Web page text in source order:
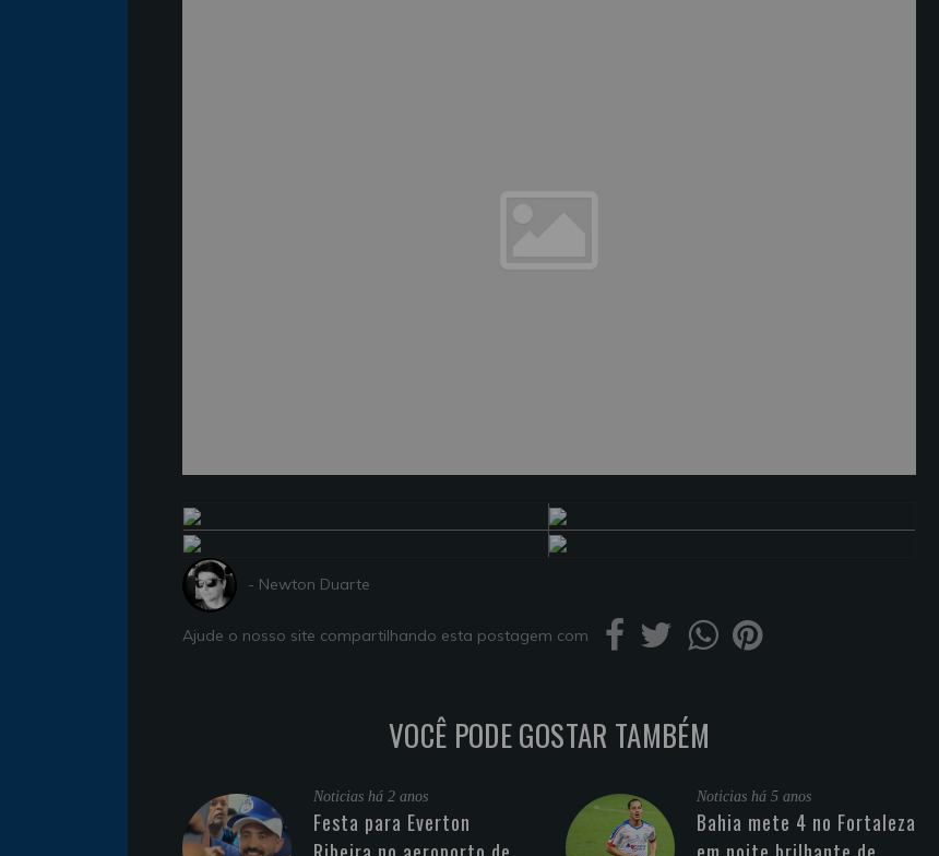
- Newton Duarte
Ajude o nosso site compartilhando esta postagem com
VOCÊ PODE GOSTAR TAMBÉM
Noticias há 2 anos
Festa para Everton
Noticias há 5 anos
Bahia mete 4 no Fortaleza